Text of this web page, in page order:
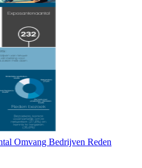
Omvang Bedrijven Reden